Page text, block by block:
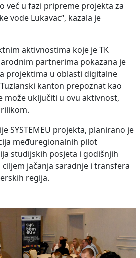
već u fazi pripreme projekta za
vode Lukavac“, kazala je
aktivnostima koje je TK
partnerima pokazana je
projektima u oblasti digitalne
kanton prepoznat kao
može uključiti u ovu aktivnost,
SYSTEMEU projekta, planirano je
međuregionalnih pilot
studijskih posjeta i godišnjih
ciljem jačanja saradnje i transfera
regija.